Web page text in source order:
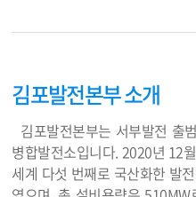
김포발전본부 소개
김포발전본부는 서부발전 출
병합발전소입니다. 2020년 12
세계 다섯 번째로 국산화한 발